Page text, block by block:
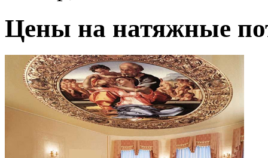
Цены на натяжные